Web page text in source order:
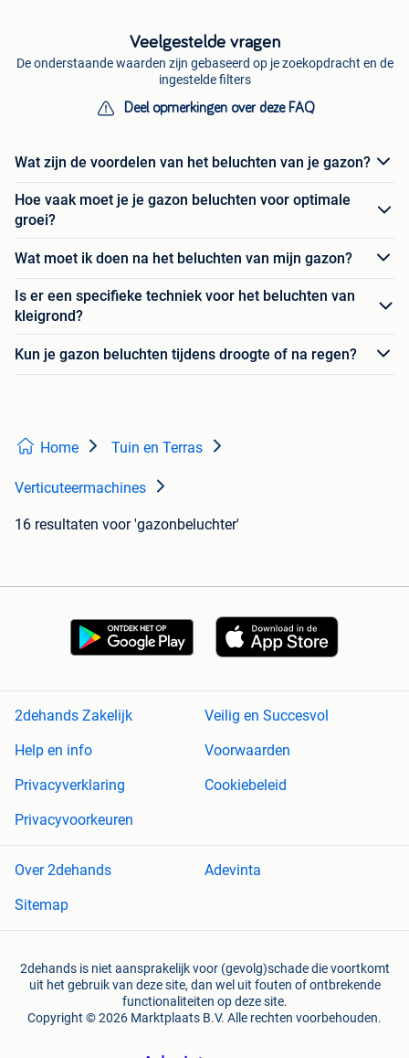
Veelgestelde vragen
De onderstaande waarden zijn gebaseerd op je zoekopdracht en de
ingestelde filters
Deel opmerkingen over deze FAQ
Wat zijn de voordelen van het beluchten van je gazon?
Hoe vaak moet je je gazon beluchten voor optimale
groei?
Wat moet ik doen na het beluchten van mijn gazon?
Is er een specifieke techniek voor het beluchten van
kleigrond?
Kun je gazon beluchten tijdens droogte of na regen?
Home Tuin en Terras
Verticuteermachines
16 resultaten voor 'gazonbeluchter'
2dehands Zakelijk
Veilig en Succesvol
Help en info
Voorwaarden
Privacyverklaring
Cookiebeleid
Privacyvoorkeuren
Over 2dehands
Adevinta
Sitemap
2dehands is niet aansprakelijk voor (gevolg)schade die voortkomt
uit het gebruik van deze site, dan wel uit fouten of ontbrekende
functionaliteiten op deze site.
Copyright © 2026 Marktplaats B.V. Alle rechten voorbehouden.